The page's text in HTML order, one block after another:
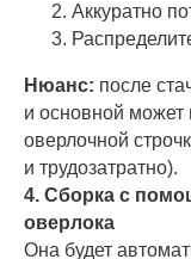
Аккуратно
Нюанс: после
и основной может
оверлочной
и трудозатратно).
4. Сборка с
оверлока
Она будет